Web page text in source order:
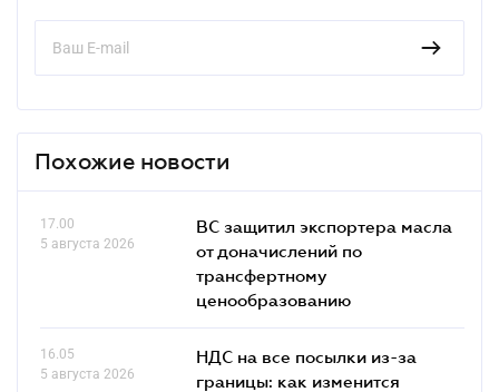
Похожие новости
17.00
5 августа 2026
ВС защитил экспортера масла
от доначислений по
трансфертному
ценообразованию
16.05
5 августа 2026
НДС на все посылки из-за
границы: как изменится